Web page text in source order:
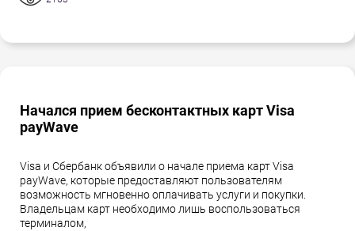
Начался прием бесконтактных карт Visa
payWave
Visa и Сбербанк объявили о начале приема карт Visa
payWave, которые предоставляют пользователям
возможность мгновенно оплачивать услуги и покупки.
Владельцам карт необходимо лишь воспользоваться
терминалом,